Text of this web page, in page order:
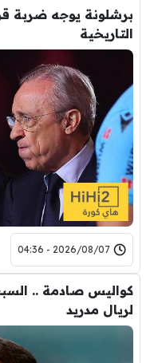
برشلونة يوجه ضربة
التاريخية
2026/08/07 - 04:36
كواليس صادمة ..
لريال مدريد